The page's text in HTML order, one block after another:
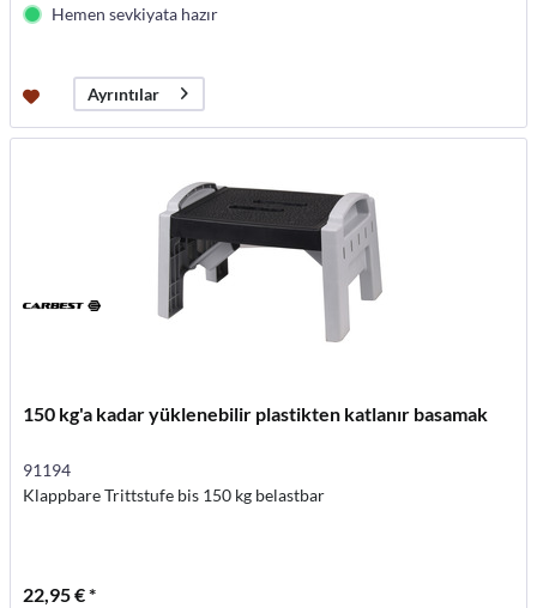
Hemen sevkiyata hazır
Ayrıntılar
150 kg'a kadar yüklenebilir plastikten katlanır basamak
91194
Klappbare Trittstufe bis 150 kg belastbar
22,95 € *